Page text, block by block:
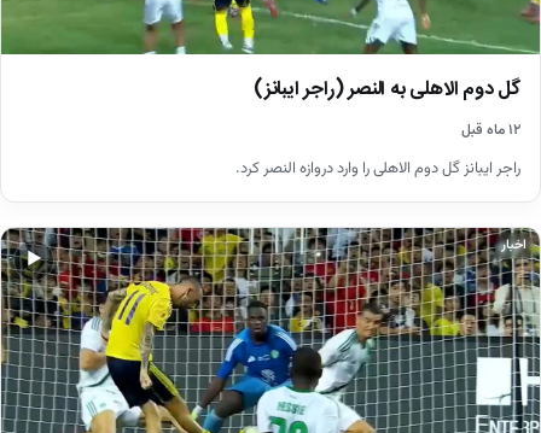
گل دوم الاهلی به النصر (راجر ایبانز)
۱۲ ماه قبل
راجر ایبانز گل دوم الاهلی را وارد دروازه النصر کرد.
▶
اخبار